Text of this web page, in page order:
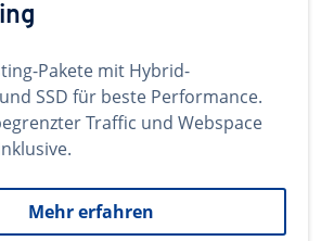
Pakete mit Hybrid-
SSD für beste Performance.
Traffic und Webspace
Mehr erfahren